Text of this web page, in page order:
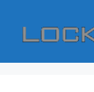
contenuto